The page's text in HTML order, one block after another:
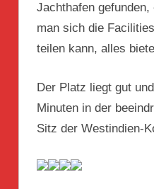
Jachthafen
man sich die
teilen kann, alles
Der Platz liegt gut
Minuten in der
Sitz der Westindien-